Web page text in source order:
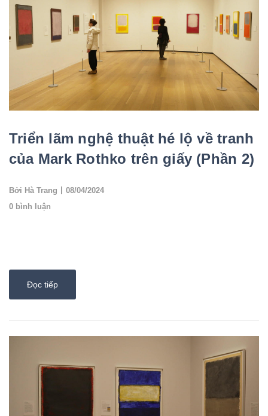
Triển lãm nghệ thuật hé lộ về tranh
của Mark Rothko trên giấy (Phần 2)
Bởi Hà Trang | 08/04/2024
0 bình luận
Đọc tiếp